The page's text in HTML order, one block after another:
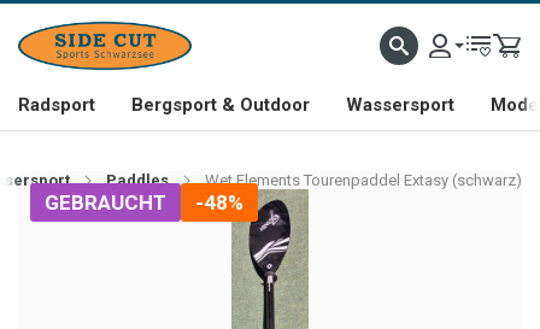
Radsport Bergsport & Outdoor Wassersport
Paddles Wet Elements Tourenpaddel Extasy (schwarz)
GEBRAUCHT -48%